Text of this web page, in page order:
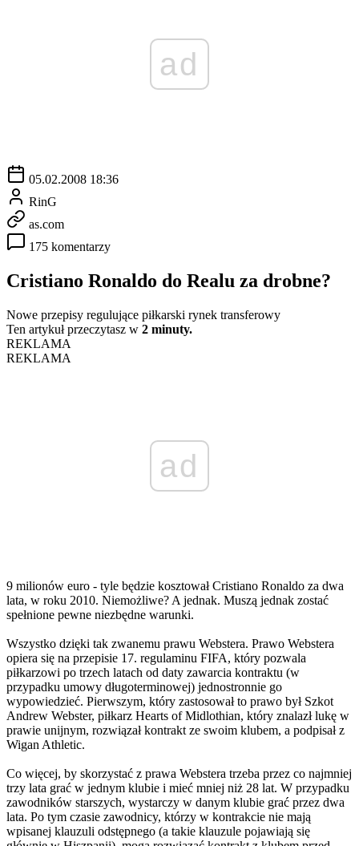
ad
05.02.2008 18:36
RinG
as.com
175 komentarzy
Cristiano Ronaldo do Realu za drobne?
Nowe przepisy regulujące piłkarski rynek transferowy
Ten artykuł przeczytasz w 2 minuty.
REKLAMA
REKLAMA
ad
9 milionów euro - tyle będzie kosztował Cristiano Ronaldo za dwa
lata, w roku 2010. Niemożliwe? A jednak. Muszą jednak zostać
spełnione pewne niezbędne warunki.
Wszystko dzięki tak zwanemu prawu Webstera. Prawo Webstera
opiera się na przepisie 17. regulaminu FIFA, który pozwala
piłkarzowi po trzech latach od daty zawarcia kontraktu (w
przypadku umowy długoterminowej) jednostronnie go
wypowiedzieć. Pierwszym, który zastosował to prawo był Szkot
Andrew Webster, piłkarz Hearts of Midlothian, który znalazł lukę w
prawie unijnym, rozwiązał kontrakt ze swoim klubem, a podpisał z
Wigan Athletic.
Co więcej, by skorzystać z prawa Webstera trzeba przez co najmniej
trzy lata grać w jednym klubie i mieć mniej niż 28 lat. W przypadku
zawodników starszych, wystarczy w danym klubie grać przez dwa
lata. Po tym czasie zawodnicy, którzy w kontrakcie nie mają
wpisanej klauzuli odstępnego (a takie klauzule pojawiają się